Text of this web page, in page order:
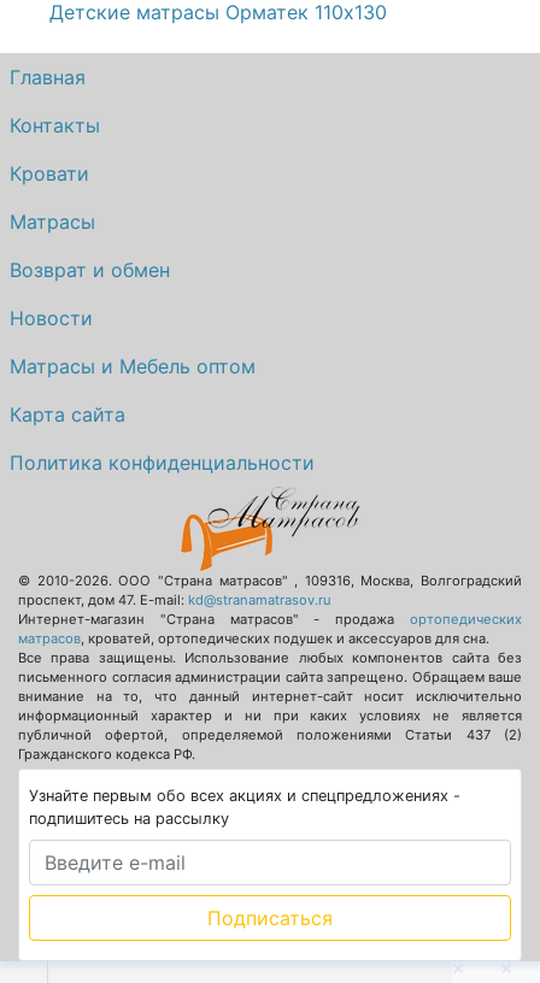
Детские матрасы Орматек 110х130
Главная
Контакты
Кровати
Матрасы
Возврат и обмен
Новости
Матрасы и Мебель оптом
Карта сайта
Политика конфиденциальности
© 2010-2026.ООО "Страна матрасов" 109316, Москва
Волгоградский
проспект, дом 47. E-mail: kd@stranamatrasov.ru
Интернет-магазин "Страна матрасов" - продажа ортопедических
матрасов , кроватей, ортопедических подушек и аксессуаров для сна.
Все права защищены. Использование любых компонентов сайта без
письменного согласия администрации сайта запрещено. Обращаем ваше
внимание на то, что данный интернет-сайт носит исключительно
информационный характер и ни при каких условиях не является
публичной офертой, определяемой положениями Статьи 437 (2)
Гражданского кодекса РФ.
Узнайте первым обо всех акциях и спецпредложениях -
подпишитесь на рассылку